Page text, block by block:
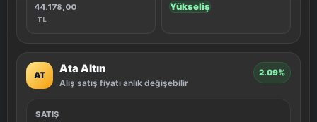
44.178,00
TL
Yükseliş
AT
Ata Altın
Alış satış fiyatı anlık değişebilir
2.09%
SATIŞ